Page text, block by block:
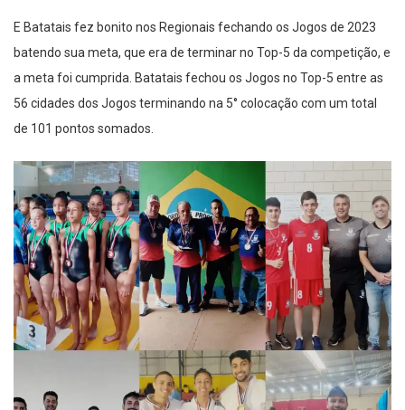
E Batatais fez bonito nos Regionais fechando os Jogos de 2023
batendo sua meta, que era de terminar no Top-5 da competição, e
a meta foi cumprida. Batatais fechou os Jogos no Top-5 entre as
56 cidades dos Jogos terminando na 5° colocação com um total
de 101 pontos somados.